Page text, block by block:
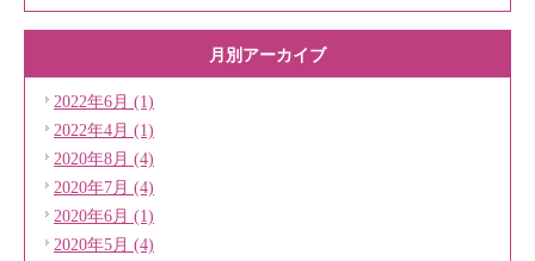
月別アーカイブ
2022年6月 (1)
2022年4月 (1)
2020年8月 (4)
2020年7月 (4)
2020年6月 (1)
2020年5月 (4)